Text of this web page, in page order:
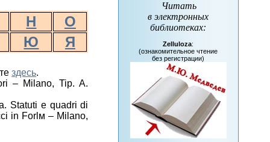
Н
О
Ю Я
здесь.
– Milano, Tip. A.
Statuti e quadri di
in Forlм – Milano,
Читать
в электронных
библиотеках:
Zelluloza:
(ознакомительное чтение
без регистрации)